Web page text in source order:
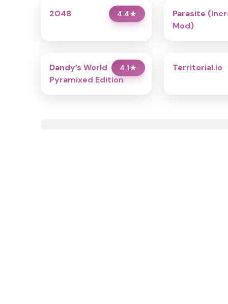
4.4★
2048
Parasite
Mod)
4.1★
Dandy’s World
Pyramixed Edition
Territorial.io